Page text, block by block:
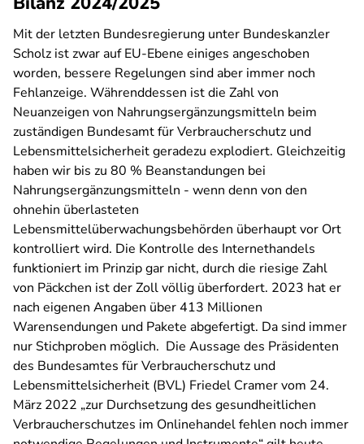
Mit der letzten Bundesregierung unter Bundeskanzler
Scholz ist zwar auf EU-Ebene einiges angeschoben
worden, bessere Regelungen sind aber immer noch
Fehlanzeige. Währenddessen ist die Zahl von
Neuanzeigen von Nahrungsergänzungsmitteln beim
zuständigen Bundesamt für Verbraucherschutz und
Lebensmittelsicherheit geradezu explodiert. Gleichzeitig
haben wir bis zu 80 % Beanstandungen bei
Nahrungsergänzungsmitteln - wenn denn von den
ohnehin überlasteten
Lebensmittelüberwachungsbehörden überhaupt vor Ort
kontrolliert wird. Die Kontrolle des Internethandels
funktioniert im Prinzip gar nicht, durch die riesige Zahl
von Päckchen ist der Zoll völlig überfordert. 2023 hat er
nach eigenen Angaben über 413 Millionen
Warensendungen und Pakete abgefertigt. Da sind immer
nur Stichproben möglich. Die Aussage des Präsidenten
des Bundesamtes für Verbraucherschutz und
Lebensmittelsicherheit (BVL) Friedel Cramer vom 24.
März 2022 „zur Durchsetzung des gesundheitlichen
Verbraucherschutzes im Onlinehandel fehlen noch immer